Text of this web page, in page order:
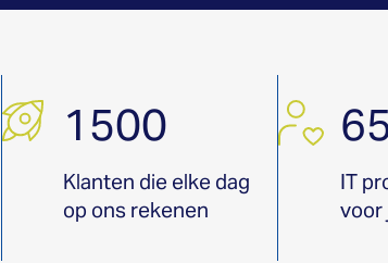
1500
Klanten die elke dag
op ons rekenen
IT
voor